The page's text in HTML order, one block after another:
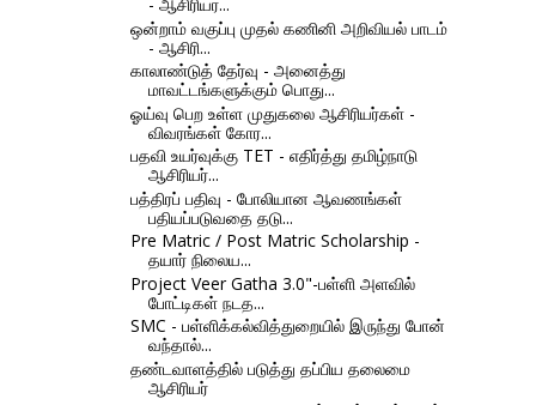
ஒன்றாம் வகுப்பு முதல் கணினி அறிவியல் பாடம்
- ஆசிரி...
காலாண்டுத் தேர்வு - அனைத்து
மாவட்டங்களுக்கும் பொது...
ஓய்வு பெற உள்ள முதுகலை ஆசிரியர்கள் -
விவரங்கள் கோர...
பதவி உயர்வுக்கு TET - எதிர்த்து தமிழ்நாடு
ஆசிரியர்...
பத்திரப் பதிவு - போலியான ஆவணங்கள்
பதியப்படுவதை தடு...
Pre Matric / Post Matric Scholarship -
தயார் நிலைய...
Project Veer Gatha 3.0"-பள்ளி அளவில்
போட்டிகள் நடத...
SMC - பள்ளிக்கல்வித்துறையில் இருந்து போன்
வந்தால்...
தண்டவாளத்தில் படுத்து தப்பிய தலைமை
ஆசிரியர்